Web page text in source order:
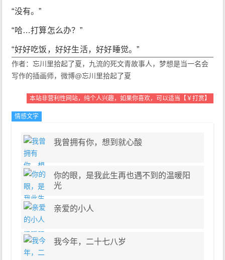
“没有。”
“哈…打算怎么办？”
“好好吃饭，好好生活，好好睡觉。”
作者：忘川里拾起了夏，九流的死文青故事人，梦想是当一名会
写作的插画师，微博@忘川里拾起了夏
本站非营利性网站，纯个人兴趣，如果你喜欢，可以适当【￥打赏】
情感文字
我曾拥有你，想到就心酸
你的眼，是我此生再也遇不到的温暖阳
光
亲爱的小人
我今年，二十七八岁